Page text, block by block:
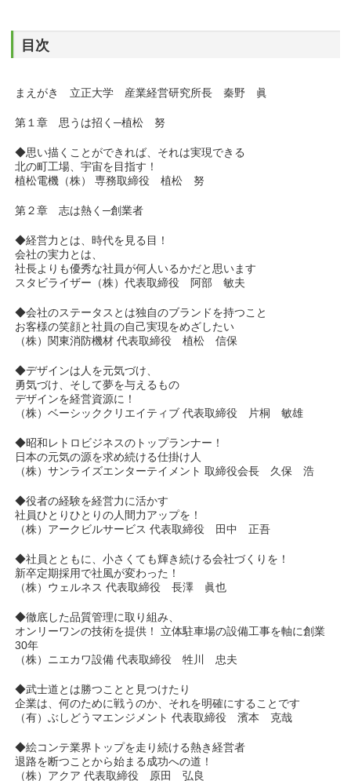
目次
まえがき 立正大学 産業経営研究所長 秦野 眞
第１章 思うは招く─植松 努
◆思い描くことができれば、それは実現できる
北の町工場、宇宙を目指す！
植松電機（株） 専務取締役 植松 努
第２章 志は熱く─創業者
◆経営力とは、時代を見る目！
会社の実力とは、
社長よりも優秀な社員が何人いるかだと思います
スタビライザー（株）代表取締役 阿部 敏夫
◆会社のステータスとは独自のブランドを持つこと
お客様の笑顔と社員の自己実現をめざしたい
（株）関東消防機材 代表取締役 植松 信保
◆デザインは人を元気づけ、
勇気づけ、そして夢を与えるもの
デザインを経営資源に！
（株）ベーシッククリエイティブ 代表取締役 片桐 敏雄
◆昭和レトロビジネスのトップランナー！
日本の元気の源を求め続ける仕掛け人
（株）サンライズエンターテイメント 取締役会長 久保 浩
◆役者の経験を経営力に活かす
社員ひとりひとりの人間力アップを！
（株）アークビルサービス 代表取締役 田中 正吾
◆社員とともに、小さくても輝き続ける会社づくりを！
新卒定期採用で社風が変わった！
（株）ウェルネス 代表取締役 長澤 眞也
◆徹底した品質管理に取り組み、
オンリーワンの技術を提供！ 立体駐車場の設備工事を軸に創業
30年
（株）ニエカワ設備 代表取締役 牲川 忠夫
◆武士道とは勝つことと見つけたり
企業は、何のために戦うのか、それを明確にすることです
（有）ぶしどうマエンジメント 代表取締役 濱本 克哉
◆絵コンテ業界トップを走り続ける熱き経営者
退路を断つことから始まる成功への道！
（株）アクア 代表取締役 原田 弘良